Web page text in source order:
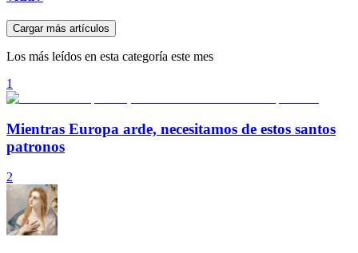
Cargar más artículos
Los más leídos en esta categoría este mes
1
Mientras Europa arde, necesitamos de estos santos
patronos
2